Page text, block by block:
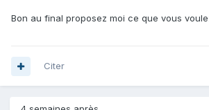
Bon au final proposez moi ce que vous
Citer